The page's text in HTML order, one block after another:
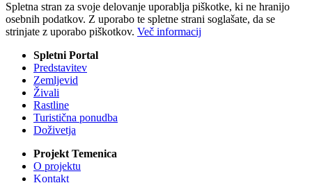
Spletna stran za svoje delovanje uporablja piškotke, ki ne hranijo
osebnih podatkov. Z uporabo te spletne strani soglašate, da se
strinjate z uporabo piškotkov. Več informacij
Spletni Portal
Predstavitev
Zemljevid
Živali
Rastline
Turistična ponudba
Doživetja
Projekt Temenica
O projektu
Kontakt